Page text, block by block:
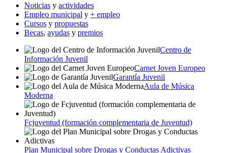
Noticias y actividades
Empleo municipal y + empleo
Cursos y propuestas
Becas, ayudas y premios
Centro de
Información Juvenil
Carnet Joven Europeo
Garantía Juvenil
Aula de Música
Moderna
Fcjuventud (formación complementaria de Juventud)
Plan Municipal sobre Drogas y Conductas Adictivas